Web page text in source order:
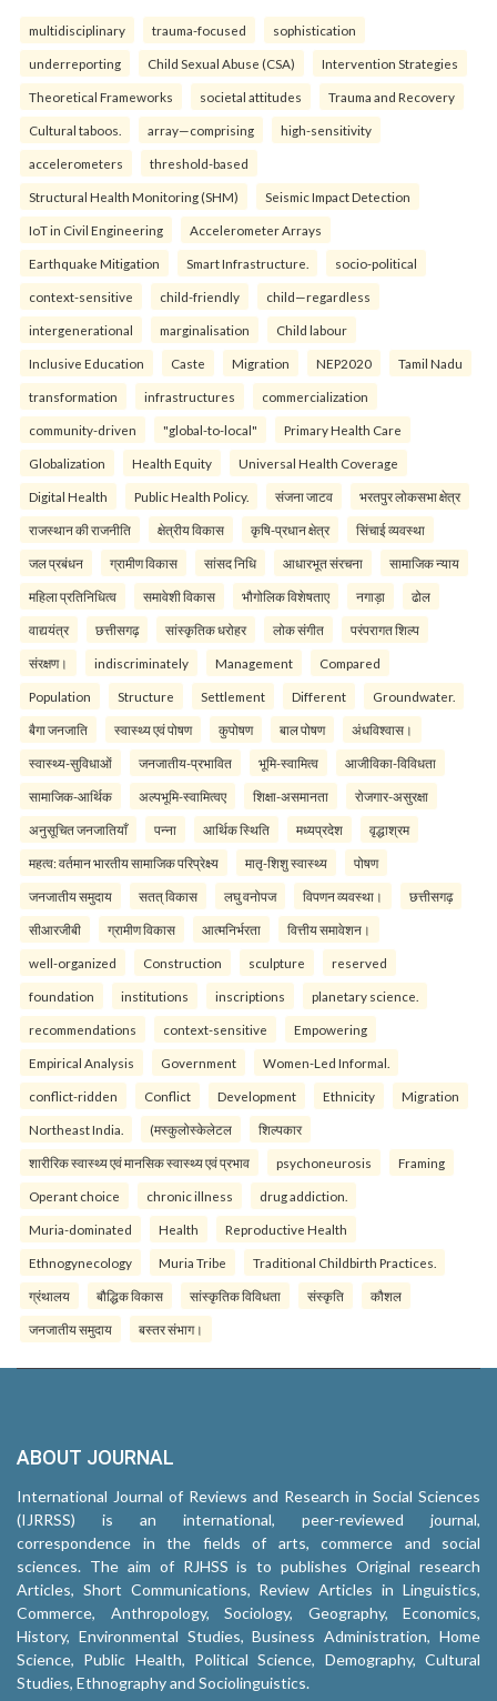
multidisciplinary trauma-focused sophistication
underreporting Child Sexual Abuse (CSA) Intervention Strategies
Theoretical Frameworks societal attitudes Trauma and Recovery
Cultural taboos. array—comprising high-sensitivity
accelerometers threshold-based
Structural Health Monitoring (SHM) Seismic Impact Detection
IoT in Civil Engineering Accelerometer Arrays
Earthquake Mitigation Smart Infrastructure. socio-political
context-sensitive child-friendly child—regardless
intergenerational marginalisation Child labour
Inclusive Education Caste Migration NEP2020 Tamil Nadu
transformation infrastructures commercialization
community-driven "global-to-local" Primary Health Care
Globalization Health Equity Universal Health Coverage
Digital Health Public Health Policy. संजना जाटव भरतपुर लोकसभा क्षेत्र
राजस्थान की राजनीति क्षेत्रीय विकास कृषि-प्रधान क्षेत्र सिंचाई व्यवस्था
जल प्रबंधन ग्रामीण विकास सांसद निधि आधारभूत संरचना सामाजिक न्याय
महिला प्रतिनिधित्व समावेशी विकास भौगोलिक विशेषताए नगाड़ा ढोल
वाद्ययंत्र छत्तीसगढ़ सांस्कृतिक धरोहर लोक संगीत परंपरागत शिल्प
संरक्षण। indiscriminately Management Compared
Population Structure Settlement Different Groundwater.
बैगा जनजाति स्वास्थ्य एवं पोषण कुपोषण बाल पोषण अंधविश्वास।
स्वास्थ्य-सुविधाओं जनजातीय-प्रभावित भूमि-स्वामित्व आजीविका-विविधता
सामाजिक-आर्थिक अल्पभूमि-स्वामित्वए शिक्षा-असमानता रोजगार-असुरक्षा
अनुसूचित जनजातियाँ पन्ना आर्थिक स्थिति मध्यप्रदेश वृद्धाश्रम
महत्व: वर्तमान भारतीय सामाजिक परिप्रेक्ष्य मातृ-शिशु स्वास्थ्य पोषण
जनजातीय समुदाय सतत् विकास लघु वनोपज विपणन व्यवस्था। छत्तीसगढ़
सीआरजीबी ग्रामीण विकास आत्मनिर्भरता वित्तीय समावेशन।
well-organized Construction sculpture reserved
foundation institutions inscriptions planetary science.
recommendations context-sensitive Empowering
Empirical Analysis Government Women-Led Informal.
conflict-ridden Conflict Development Ethnicity Migration
Northeast India. (मस्कुलोस्केलेटल शिल्पकार
शारीरिक स्वास्थ्य एवं मानसिक स्वास्थ्य एवं प्रभाव psychoneurosis Framing
Operant choice chronic illness drug addiction.
Muria-dominated Health Reproductive Health
Ethnogynecology Muria Tribe Traditional Childbirth Practices.
ग्रंथालय बौद्धिक विकास सांस्कृतिक विविधता संस्कृति कौशल
जनजातीय समुदाय बस्तर संभाग।
ABOUT JOURNAL
International Journal of Reviews and Research in Social Sciences
(IJRRSS) is an international, peer-reviewed journal,
correspondence in the fields of arts, commerce and social
sciences. The aim of RJHSS is to publishes Original research
Articles, Short Communications, Review Articles in Linguistics,
Commerce, Anthropology, Sociology, Geography, Economics,
History, Environmental Studies, Business Administration, Home
Science, Public Health, Political Science, Demography, Cultural
Studies, Ethnography and Sociolinguistics.